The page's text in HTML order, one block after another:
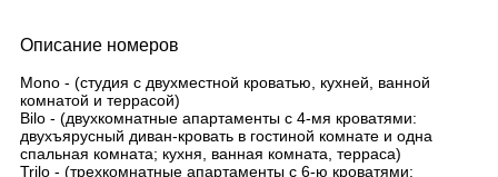
Описание номеров
Mono - (студия с двухместной кроватью, кухней, ванной
комнатой и террасой)
Bilo - (двухкомнатные апартаменты с 4-мя кроватями:
двухъярусный диван-кровать в гостиной комнате и одна
спальная комната; кухня, ванная комната, терраса)
Trilo - (трехкомнатные апартаменты с 6-ю кроватями: